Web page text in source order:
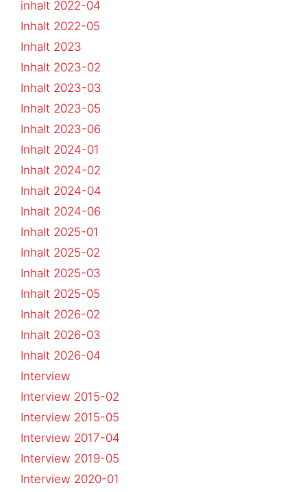
inhalt 2022-04
Inhalt 2022-05
Inhalt 2023
Inhalt 2023-02
Inhalt 2023-03
Inhalt 2023-05
Inhalt 2023-06
Inhalt 2024-01
Inhalt 2024-02
Inhalt 2024-04
Inhalt 2024-06
Inhalt 2025-01
Inhalt 2025-02
Inhalt 2025-03
Inhalt 2025-05
Inhalt 2026-02
Inhalt 2026-03
Inhalt 2026-04
Interview
Interview 2015-02
Interview 2015-05
Interview 2017-04
Interview 2019-05
Interview 2020-01